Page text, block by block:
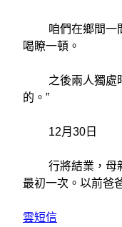
咱們在鄉間一間
喝瞭一頓。
之後兩人獨處時
的。”
12月30日
行將結業，母親
最初一次。以前爸
雲短信